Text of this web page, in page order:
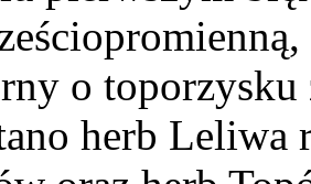
o
herb Leliwa